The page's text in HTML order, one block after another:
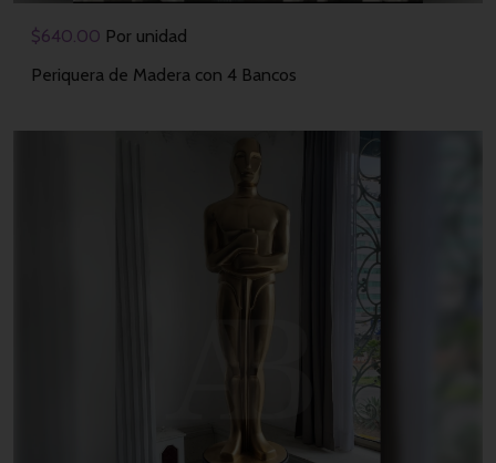
$640.00 Por unidad
Periquera de Madera con 4 Bancos